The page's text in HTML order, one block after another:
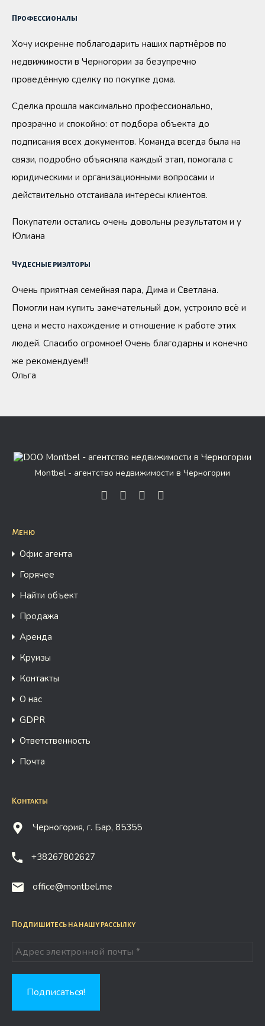
Профессионалы
Хочу искренне поблагодарить наших партнёров по
недвижимости в Черногории за безупречно
проведённую сделку по покупке дома.
Сделка прошла максимально профессионально,
прозрачно и спокойно: от подбора объекта до
подписания всех документов. Команда всегда была на
связи, подробно объясняла каждый этап, помогала с
юридическими и организационными вопросами и
действительно отстаивала интересы клиентов.
Покупатели остались очень довольны результатом и у
Юлиана
Чудесные риэлторы
Очень приятная семейная пара, Дима и Светлана.
Помогли нам купить замечательный дом, устроило всё и
цена и место нахождение и отношение к работе этих
людей. Спасибо огромное! Очень благодарны и конечно
же рекомендуем!!!
Ольга
Montbel - агентство недвижимости в Черногории
Меню
Офис агента
Горячее
Найти объект
Продажа
Аренда
Круизы
Контакты
О нас
GDPR
Ответственность
Почта
Контакты
Черногория, г. Бар, 85355
+38267802627
office@montbel.me
Подпишитесь на нашу рассылку